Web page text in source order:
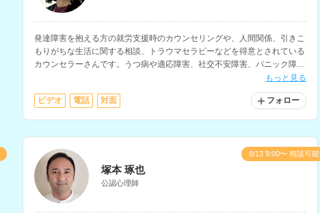
発達障害を抱える方の就労支援時のカウンセリングや、人間関係、引きこ
もりがちな生活に関する相談、トラウマセラピーなどを得意とされている
カウンセラーさんです。うつ病や適応障害、社交不安障害、パニック障
害、PTSD、生きづらさなどを抱える方の相談にも対応されています。
もっと見る
ビデオ 電話 対面 フォロー
塚本 琢也
公認心理師
8/13 9:00〜 相談可能